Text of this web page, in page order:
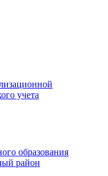
учета
образования
район